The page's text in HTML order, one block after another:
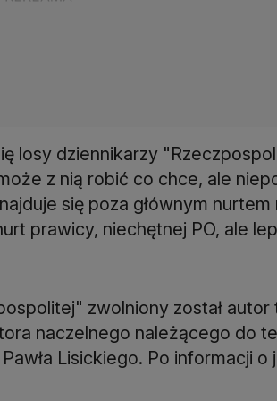
losy dziennikarzy
z nią robić co chce, ale
się poza głównym nurtem
prawicy, niechętnej PO, ale
zwolniony został
naczelnego należącego do
Lisickiego. Po informacji o